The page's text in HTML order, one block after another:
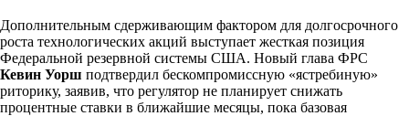
Дополнительным сдерживающим фактором для долгосрочного
роста технологических акций выступает жесткая позиция
Федеральной резервной системы США. Новый глава ФРС
Кевин Уорш подтвердил бескомпромиссную «ястребиную»
риторику, заявив, что регулятор не планирует снижать
процентные ставки в ближайшие месяцы, пока базовая